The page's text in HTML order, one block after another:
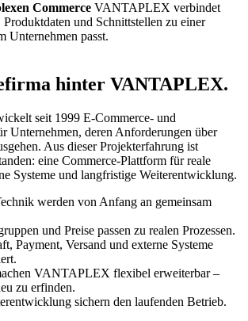
Commerce VANTAPLEX verbindet
und Schnittstellen zu einer
Unternehmen passt.
hinter VANTAPLEX.
seit 1999 E-Commerce- und
Unternehmen, deren Anforderungen über
Aus dieser Projekterfahrung ist
eine Commerce-Plattform für reale
Systeme und langfristige Weiterentwicklung.
werden von Anfang an gemeinsam
und Preise passen zu realen Prozessen.
Payment, Versand und externe Systeme
VANTAPLEX flexibel erweiterbar –
zu erfinden.
sichern den laufenden Betrieb.